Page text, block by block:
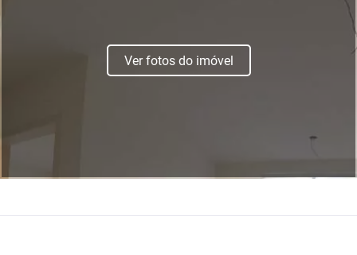
Ver fotos do imóvel